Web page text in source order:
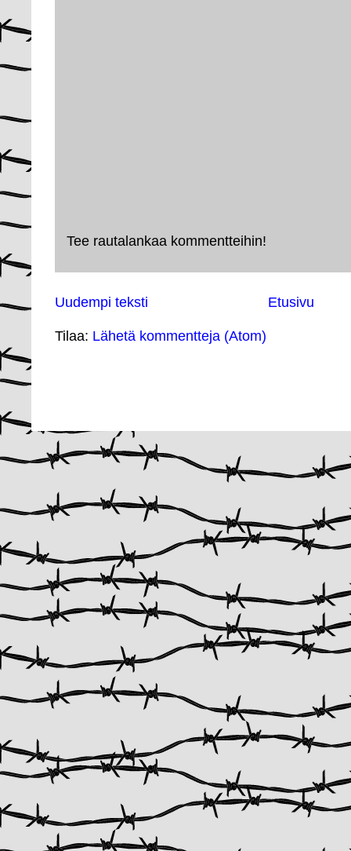
Tee rautalankaa kommentteihin!
Uudempi teksti Etusivu
Tilaa: Lähetä kommentteja (Atom)